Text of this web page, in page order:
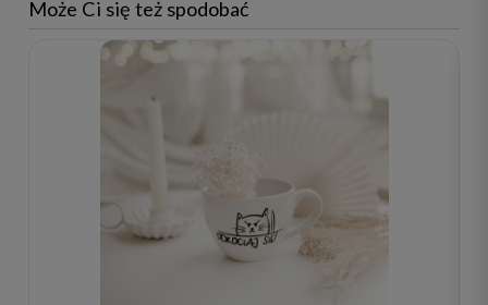
Może Ci się też spodobać